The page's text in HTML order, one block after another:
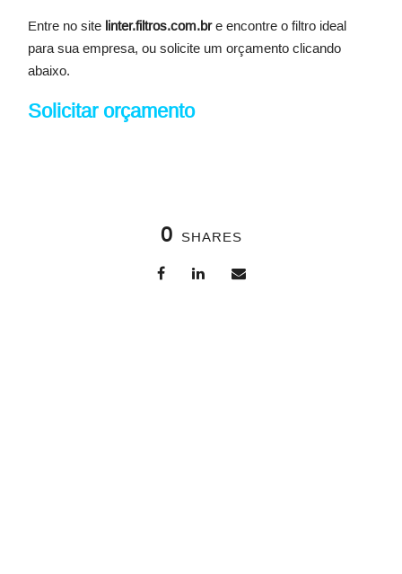
Entre no site linter.filtros.com.bre encontre o filtro ideal
para sua empresa, ou solicite um orçamento clicando
abaixo.
Solicitar orçamento
0 SHARES